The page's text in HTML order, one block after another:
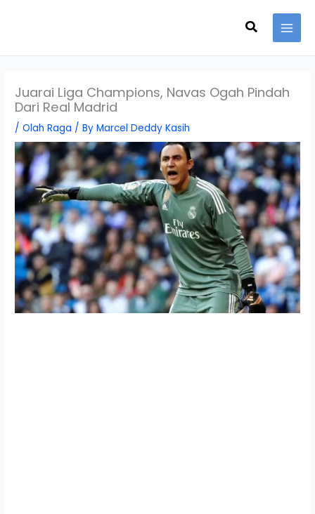
Search
Juarai Liga Champions, Navas Ogah Pindah
Dari Real Madrid
/Olah Raga / ByMarcel Deddy Kasih